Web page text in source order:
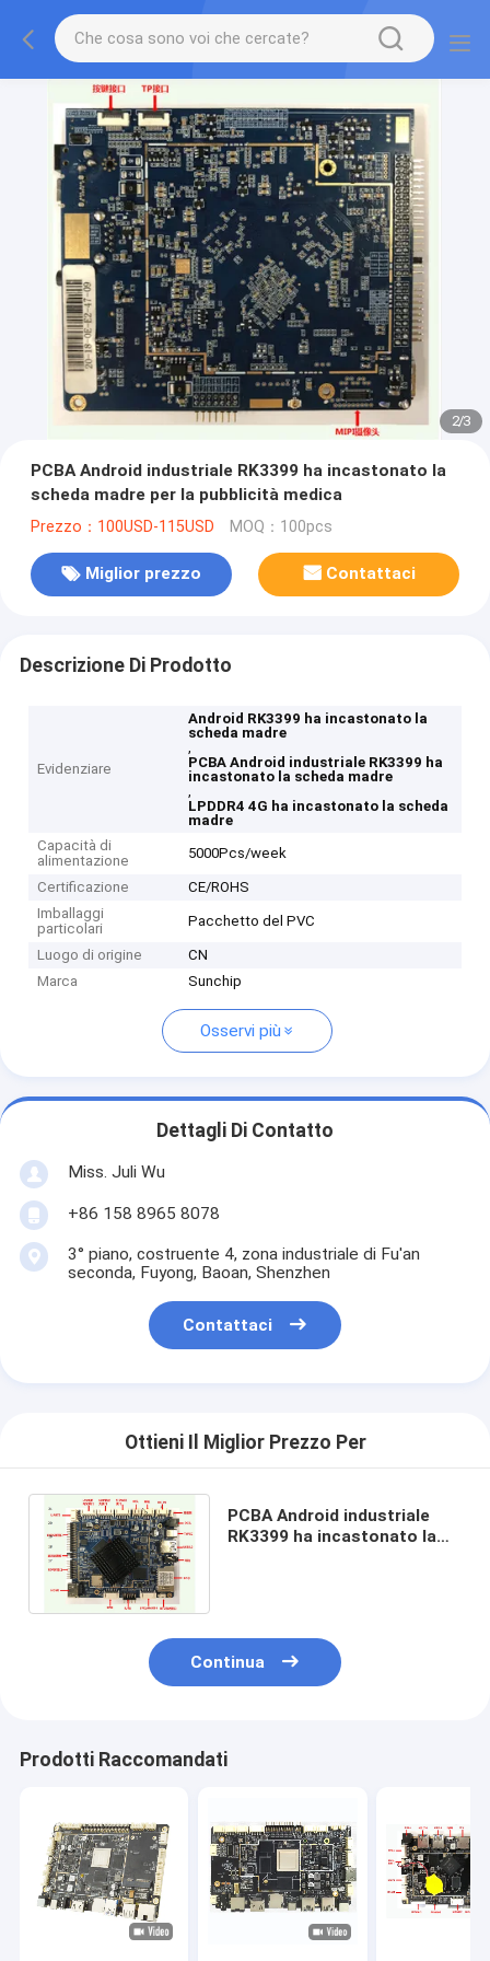
2/3
PCBA Android industriale RK3399 ha incastonato la
scheda madre per la pubblicità medica
Prezzo：100USD-115USD MOQ：100pcs
Miglior prezzo Contattaci
Descrizione Di Prodotto
Evidenziare
Android RK3399 ha incastonato la
scheda madre
,
PCBA Android industriale RK3399 ha
incastonato la scheda madre
,
LPDDR4 4G ha incastonato la scheda
madre
Capacità di
alimentazione
5000Pcs/week
Certificazione
CE/ROHS
Imballaggi
particolari
Pacchetto del PVC
Luogo di origine
CN
Marca
Sunchip
Osservi più
Dettagli Di Contatto
Miss. Juli Wu
+86 158 8965 8078
3° piano, costruente 4, zona industriale di Fu'an
seconda, Fuyong, Baoan, Shenzhen
Contattaci
Ottieni Il Miglior Prezzo Per
PCBA Android industriale
RK3399 ha incastonato la
Continua
Prodotti Raccomandati